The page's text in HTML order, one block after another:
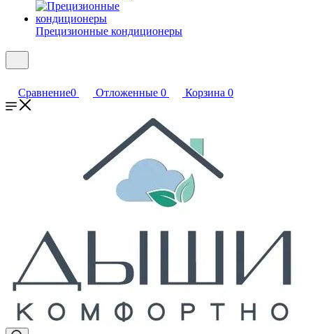
Прецизионные кондиционеры
Сравнение0 Отложенные 0 Корзина 0